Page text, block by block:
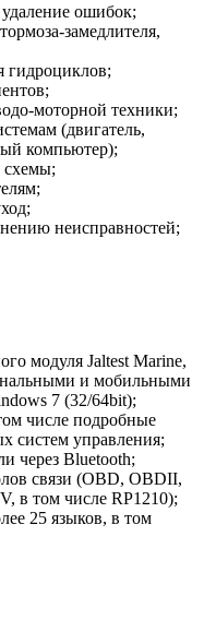
ошибок;
замедлителя,
гидроциклов;
моторной техники;
(двигатель,
компьютер);
схемы;
неисправностей;
модуля Jaltest Marine,
и мобильными
7 (32/64bit);
числе подробные
систем управления;
через Bluetooth;
связи (OBD, OBDII,
в том числе RP1210);
25 языков, в том